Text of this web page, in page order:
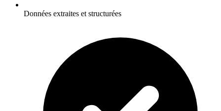
Données extraites et structurées